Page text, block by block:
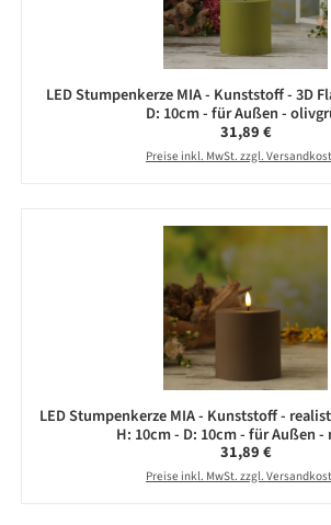
LED Stumpenkerze MIA - Kunststoff - 3D
D: 10cm - für Außen -
Regulärer Preis:
31,89 €
Preise inkl. MwSt. zzgl.
LED Stumpenkerze MIA - Kunststoff -
H: 10cm - D: 10cm - für Außen
Regulärer Preis:
31,89 €
Preise inkl. MwSt. zzgl.